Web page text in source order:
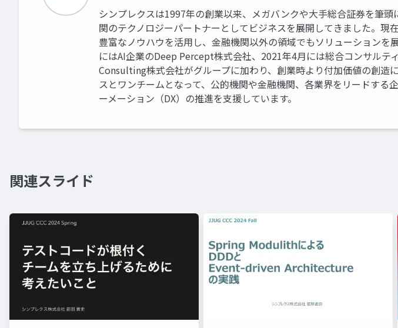
シンプレクスは1997年の創業以来、メガバンクや大手総合証券を筆
関のテクノロジーパートナーとしてビジネスを展開してきました。現
豊富なノウハウを活用し、金融機関以外の領域でもソリューションを
にはAI企業のDeep Percept株式会社、2021年4月には総合コンサルテ
Consulting株式会社がグループに加わり、創業時より付加価値の創造
スとワンチームとなって、公的機関や金融機関、各業界をリードする
ーメーション（DX）の推進を支援しています。
関連スライド